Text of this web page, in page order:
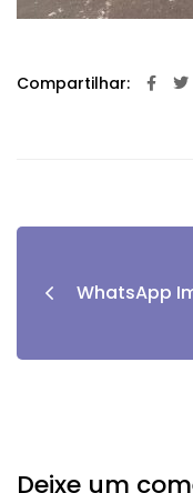
Compartilhar:
WhatsApp
Deixe um